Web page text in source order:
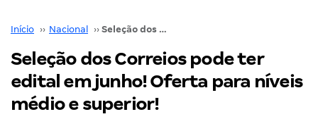
Início ›› Nacional ›› Seleção dos Correios pode ter edital em junho! Oferta para níveis médio e superior!
Seleção dos Correios pode ter
edital em junho! Oferta para níveis
médio e superior!